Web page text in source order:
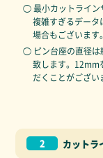
◯ 最小カットライン
複雑すぎるデータ
場合もございます。
◯ ピン台座の直径は
致します。12mm
だくことがござい
2 カットラ